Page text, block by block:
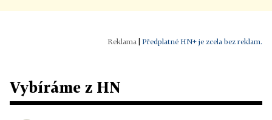
Předplatné HN+ je zcela bez reklam.
Vybíráme z HN